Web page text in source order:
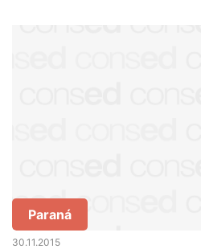
Paraná
30.11.2015